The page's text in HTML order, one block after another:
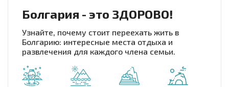
Болгария - это ЗДОРОВО!
Узнайте, почему стоит переехать жить в
Болгарию: интересные места отдыха и
развлечения для каждого члена семьи.